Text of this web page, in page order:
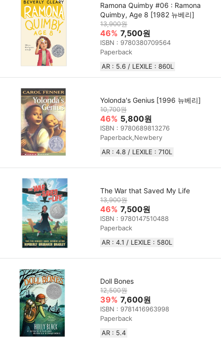
Ramona Quimby #06 : Ramona
Quimby, Age 8 [1982 뉴베리]
13,900원
46% 7,500원
ISBN : 9780380709564
Paperback
AR : 5.6 / LEXILE : 860L
Yolonda's Genius [1996 뉴베리]
10,700원
46% 5,800원
ISBN : 9780689813276
Paperback,Newbery
AR : 4.8 / LEXILE :‎ 710L
The War that Saved My Life
13,900원
46% 7,500원
ISBN : 9780147510488
Paperback
AR : 4.1 / LEXILE : 580L
Doll Bones
12,500원
39% 7,600원
ISBN : 9781416963998
Paperback
AR : 5.4